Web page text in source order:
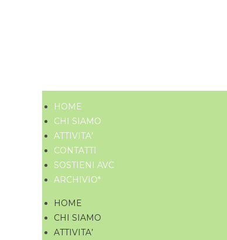
HOME
CHI SIAMO
ATTIVITA’
CONTATTI
SOSTIENI AVC
ARCHIVIO*
HOME
CHI SIAMO
ATTIVITA’